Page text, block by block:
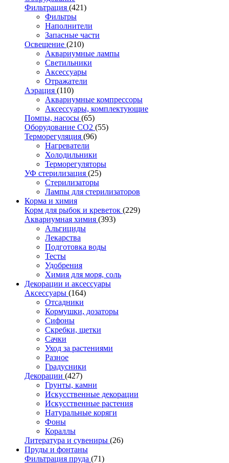
Фильтрация (421)
Фильтры
Наполнители
Запасные части
Освещение (210)
Аквариумные лампы
Светильники
Аксессуары
Отражатели
Аэрация (110)
Аквариумные компрессоры
Аксессуары, комплектующие
Помпы, насосы (65)
Оборудование CO2 (55)
Терморегуляция (96)
Нагреватели
Холодильники
Терморегуляторы
УФ стерилизация (25)
Стерилизаторы
Лампы для стерилизаторов
Корма и химия
Корм для рыбок и креветок (229)
Аквариумная химия (393)
Альгициды
Лекарства
Подготовка воды
Тесты
Удобрения
Химия для моря, соль
Декорации и аксессуары
Аксессуары (164)
Отсадники
Кормушки, дозаторы
Сифоны
Скребки, щетки
Сачки
Уход за растениями
Разное
Градусники
Декорации (427)
Грунты, камни
Искусственные декорации
Искусственные растения
Натуральные коряги
Фоны
Кораллы
Литература и сувениры (26)
Пруды и фонтаны
Фильтрация пруда (71)